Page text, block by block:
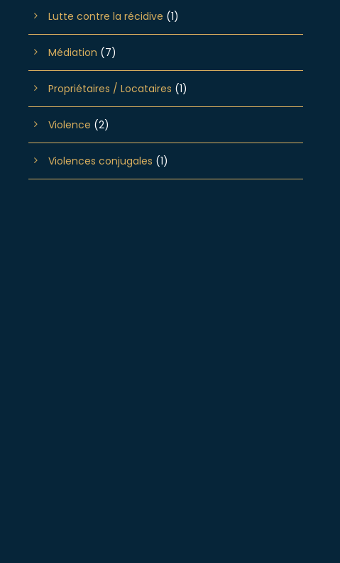
Lutte contre la récidive (1)
Médiation (7)
Propriétaires / Locataires (1)
Violence (2)
Violences conjugales (1)